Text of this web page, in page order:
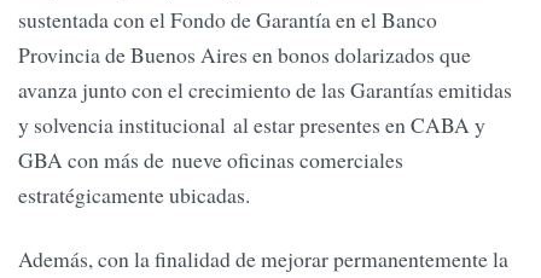
sustentada con el Fondo de Garantía en el Banco
Provincia de Buenos Aires en bonos dolarizados que
avanza junto con el crecimiento de las Garantías emitidas
y solvencia institucional al estar presentes en CABA y
GBA con más de nueve oficinas comerciales
estratégicamente ubicadas.
Además, con la finalidad de mejorar permanentemente la